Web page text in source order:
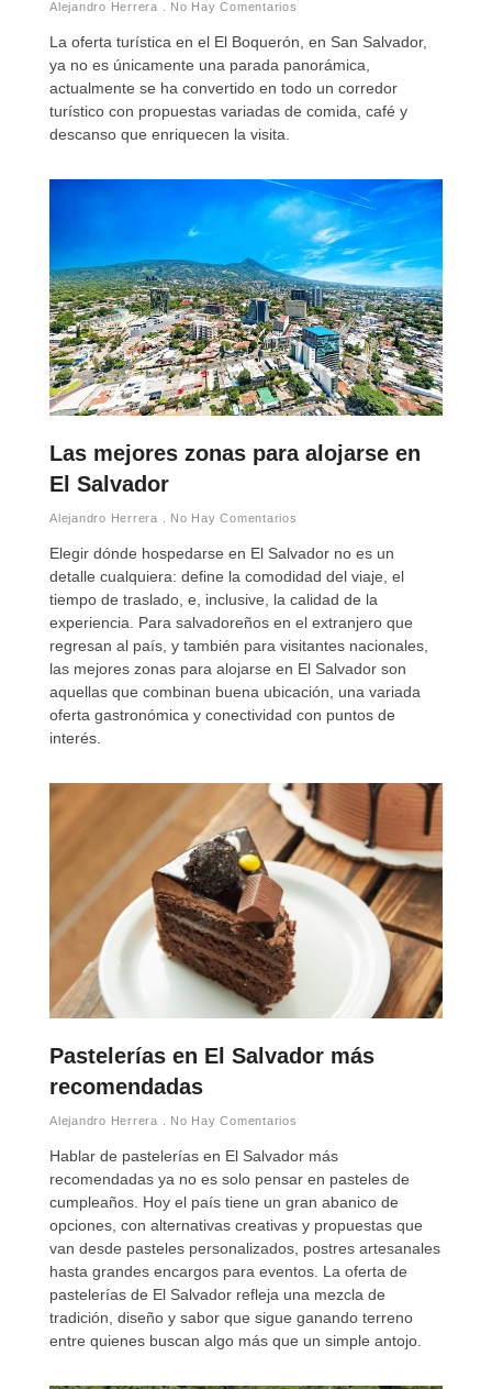
Alejandro Herrera No Hay Comentarios
La oferta turística en el El Boquerón, en San Salvador,
ya no es únicamente una parada panorámica,
actualmente se ha convertido en todo un corredor
turístico con propuestas variadas de comida, café y
descanso que enriquecen la visita.
Las mejores zonas para alojarse en
El Salvador
Alejandro Herrera No Hay Comentarios
Elegir dónde hospedarse en El Salvador no es un
detalle cualquiera: define la comodidad del viaje, el
tiempo de traslado, e, inclusive, la calidad de la
experiencia. Para salvadoreños en el extranjero que
regresan al país, y también para visitantes nacionales,
las mejores zonas para alojarse en El Salvador son
aquellas que combinan buena ubicación, una variada
oferta gastronómica y conectividad con puntos de
interés.
Pastelerías en El Salvador más
recomendadas
Alejandro Herrera No Hay Comentarios
Hablar de pastelerías en El Salvador más
recomendadas ya no es solo pensar en pasteles de
cumpleaños. Hoy el país tiene un gran abanico de
opciones, con alternativas creativas y propuestas que
van desde pasteles personalizados, postres artesanales
hasta grandes encargos para eventos. La oferta de
pastelerías de El Salvador refleja una mezcla de
tradición, diseño y sabor que sigue ganando terreno
entre quienes buscan algo más que un simple antojo.